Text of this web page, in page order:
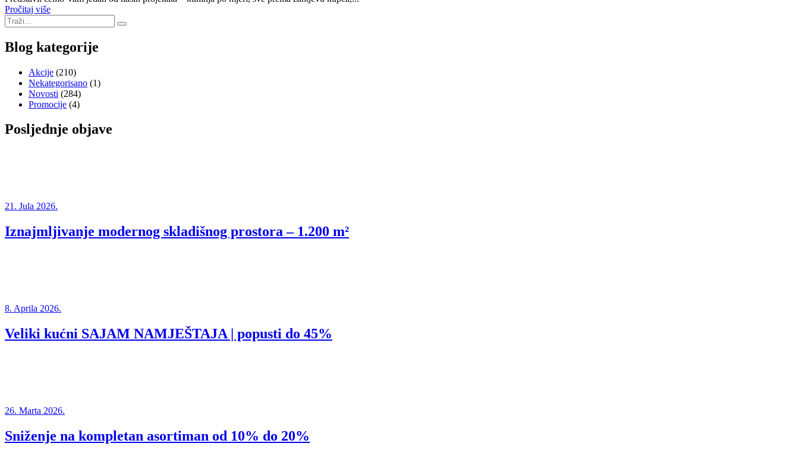
Pročitaj više
Blog kategorije
Akcije (210)
Nekategorisano (1)
Novosti (284)
Promocije (4)
Posljednje objave
21. Jula 2026.
Iznajmljivanje modernog skladišnog prostora – 1.200 m²
8. Aprila 2026.
Veliki kućni SAJAM NAMJEŠTAJA | popusti do 45%
26. Marta 2026.
Sniženje na kompletan asortiman od 10% do 20%